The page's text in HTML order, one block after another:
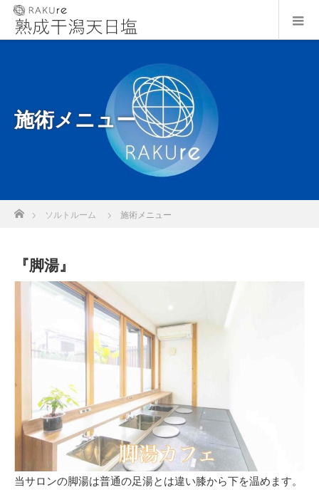
施術メニュー
ソルトルーム 施術メニュー
『脚湯』
当サロンの脚湯は普通の足湯とは違い膝から下を温めます。